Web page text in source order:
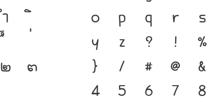
ำ
๒
๓
o
p q r s
y
z ? ! %
}
/ # @ &
4
5 6 7 8
แบบตัวพิมพ์ที่พัฒ
เปลี่ยนแปลง คือ
สะพานที่เชื่อมตัว